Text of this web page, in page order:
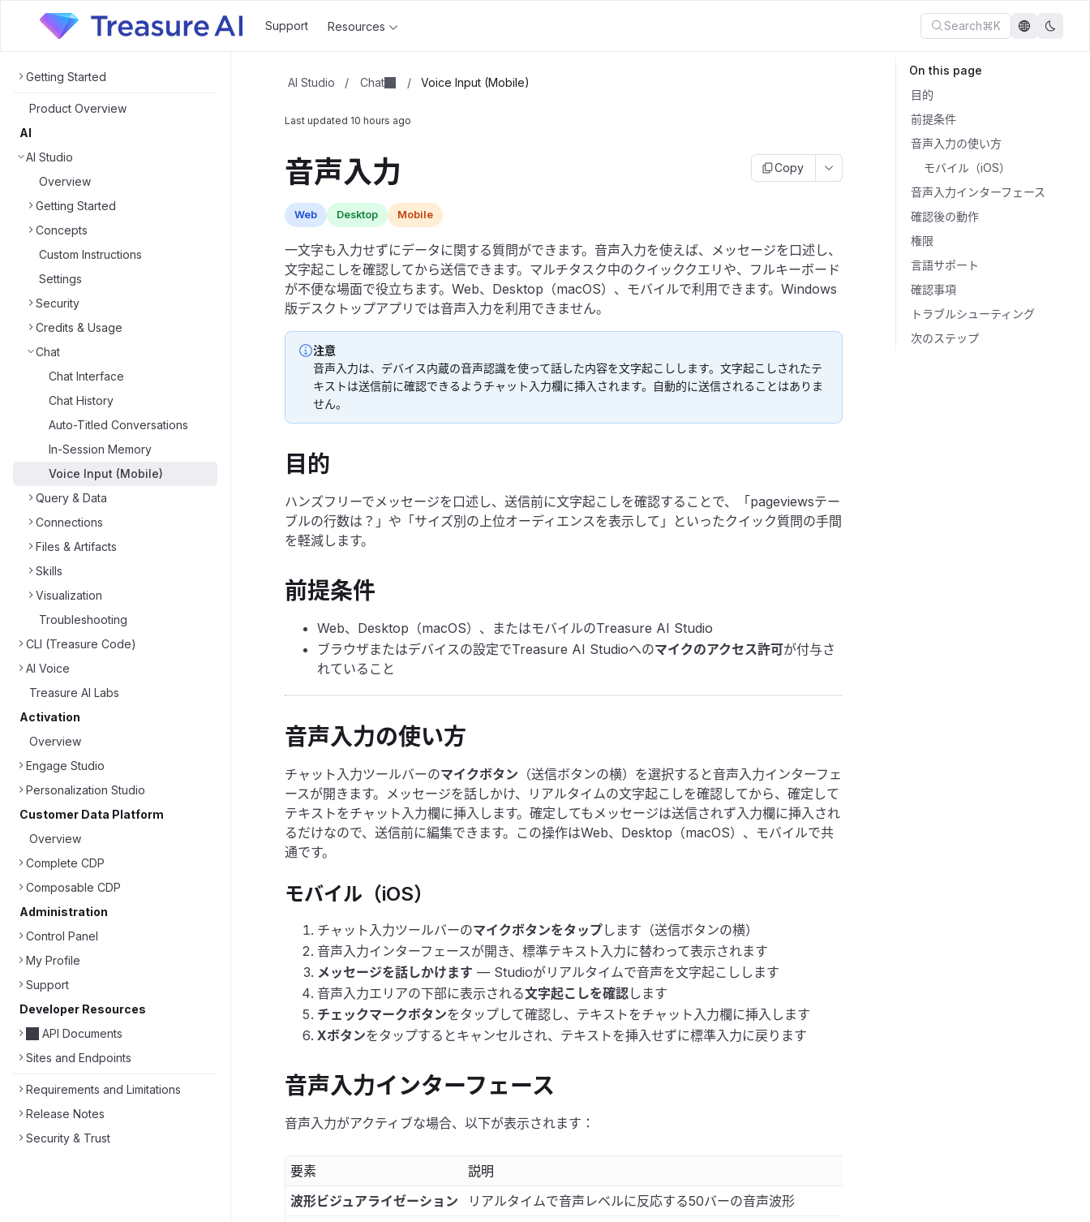
Support Resources Search⌘K
Getting Started
Product Overview
AI
AI Studio
Overview
Getting Started
Concepts
Custom Instructions
Settings
Security
Credits & Usage
Chat
Chat Interface
Chat History
Auto-Titled Conversations
In-Session Memory
Voice Input (Mobile)
Query & Data
Connections
Files & Artifacts
Skills
Visualization
Troubleshooting
CLI (Treasure Code)
AI Voice
Treasure AI Labs
Activation
Overview
Engage Studio
Personalization Studio
Customer Data Platform
Overview
Complete CDP
Composable CDP
Administration
Control Panel
My Profile
Support
Developer Resources
API Documents
Sites and Endpoints
Requirements and Limitations
Release Notes
Security & Trust
AI Studio / Chat / Voice Input (Mobile)
Last updated 10 hours ago
音声入力 Copy
Web Desktop Mobile
一文字も入力せずにデータに関する質問ができます。音声入力を使えば、メッセージを口述し、
文字起こしを確認してから送信できます。マルチタスク中のクイッククエリや、フルキーボード
が不便な場面で役立ちます。Web、Desktop（macOS）、モバイルで利用できます。Windows
版デスクトップアプリでは音声入力を利用できません。
注意
音声入力は、デバイス内蔵の音声認識を使って話した内容を文字起こしします。文字起こしされたテ
キストは送信前に確認できるようチャット入力欄に挿入されます。自動的に送信されることはありま
せん。
目的
ハンズフリーでメッセージを口述し、送信前に文字起こしを確認することで、「pageviewsテー
ブルの行数は？」や「サイズ別の上位オーディエンスを表示して」といったクイック質問の手間
を軽減します。
前提条件
Web、Desktop（macOS）、またはモバイルのTreasure AI Studio
ブラウザまたはデバイスの設定でTreasure AI Studioへのマイクのアクセス許可が付与さ
れていること
音声入力の使い方
チャット入力ツールバーのマイクボタン （送信ボタンの横）を選択すると音声入力インターフェ
ースが開きます。メッセージを話しかけ、リアルタイムの文字起こしを確認してから、確定して
テキストをチャット入力欄に挿入します。確定してもメッセージは送信されず入力欄に挿入され
るだけなので、送信前に編集できます。この操作はWeb、Desktop（macOS）、モバイルで共
通です。
モバイル（iOS）
チャット入力ツールバーのマイクボタンをタップします（送信ボタンの横）
音声入力インターフェースが開き、標準テキスト入力に替わって表示されます
メッセージを話しかけます — Studioがリアルタイムで音声を文字起こしします
音声入力エリアの下部に表示される文字起こしを確認します
チェックマークボタンをタップして確認し、テキストをチャット入力欄に挿入します
Xボタンをタップするとキャンセルされ、テキストを挿入せずに標準入力に戻ります
音声入力インターフェース
音声入力がアクティブな場合、以下が表示されます：
要素
説明
波形ビジュアライゼーション
リアルタイムで音声レベルに反応する50バーの音声波形
On this page
目的
前提条件
音声入力の使い方
モバイル（iOS）
音声入力インターフェース
確認後の動作
権限
言語サポート
確認事項
トラブルシューティング
次のステップ